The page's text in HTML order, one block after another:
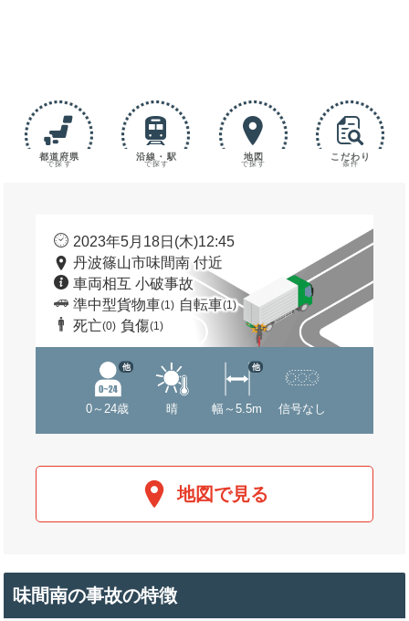
都道府県
で探す
沿線・駅
で探す
地図
で探す
こだわり
条件
2023年5月18日(木)12:45
丹波篠山市味間南 付近
車両相互 小破事故
準中型貨物車(1) 自転車(1)
死亡(0) 負傷(1)
0～24歳
他
晴 幅～5.5m
他
信号なし
地図で見る
味間南の事故の特徴